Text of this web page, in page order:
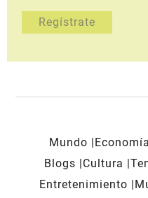
Mundo Economía
Blogs
Cultura
Entretenimiento